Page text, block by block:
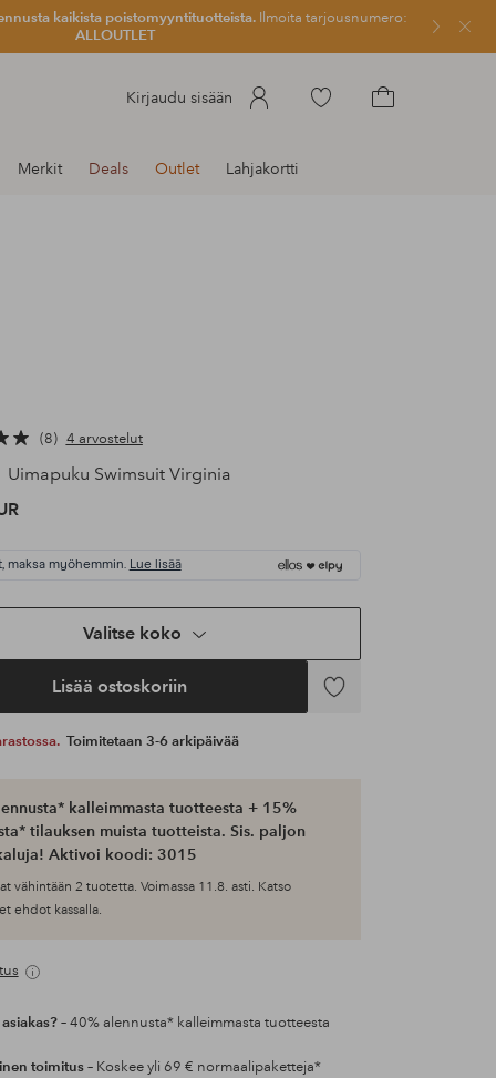
kaikista poistomyyntituotteista.Ilmoita tarjousnumero:
ALLOUTLET
Sulje
Kirjaudu sisään
Siirry
Merkit Deals Outlet Lahjakortti
8 4 arvostelut
Uimapuku Swimsuit Virginia
maksa myöhemmin. Lue lisää
Valitse koko
Lisää ostoskoriin
Lisää
Toimitetaan 3-6 arkipäivää
kalleimmasta tuotteesta + 15%
tilauksen muista tuotteista. Sis. paljon
Aktivoi koodi: 3015
vähintään 2 tuotetta. Voimassa 11.8. asti. Katso
ehdot kassalla.
– 40% alennusta* kalleimmasta tuotteesta
toimitus– Koskee yli 69 € normaalipaketteja*